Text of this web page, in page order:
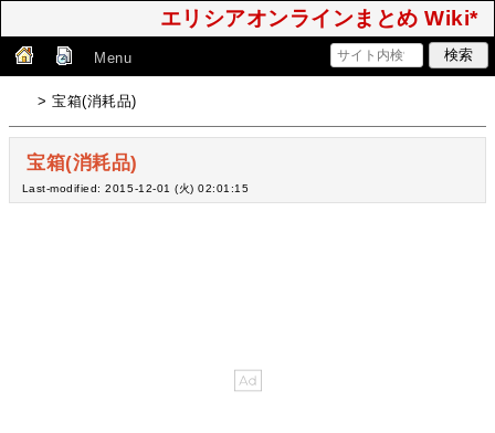
エリシアオンラインまとめ Wiki*
Menu
> 宝箱(消耗品)
宝箱(消耗品)
Last-modified: 2015-12-01 (火) 02:01:15